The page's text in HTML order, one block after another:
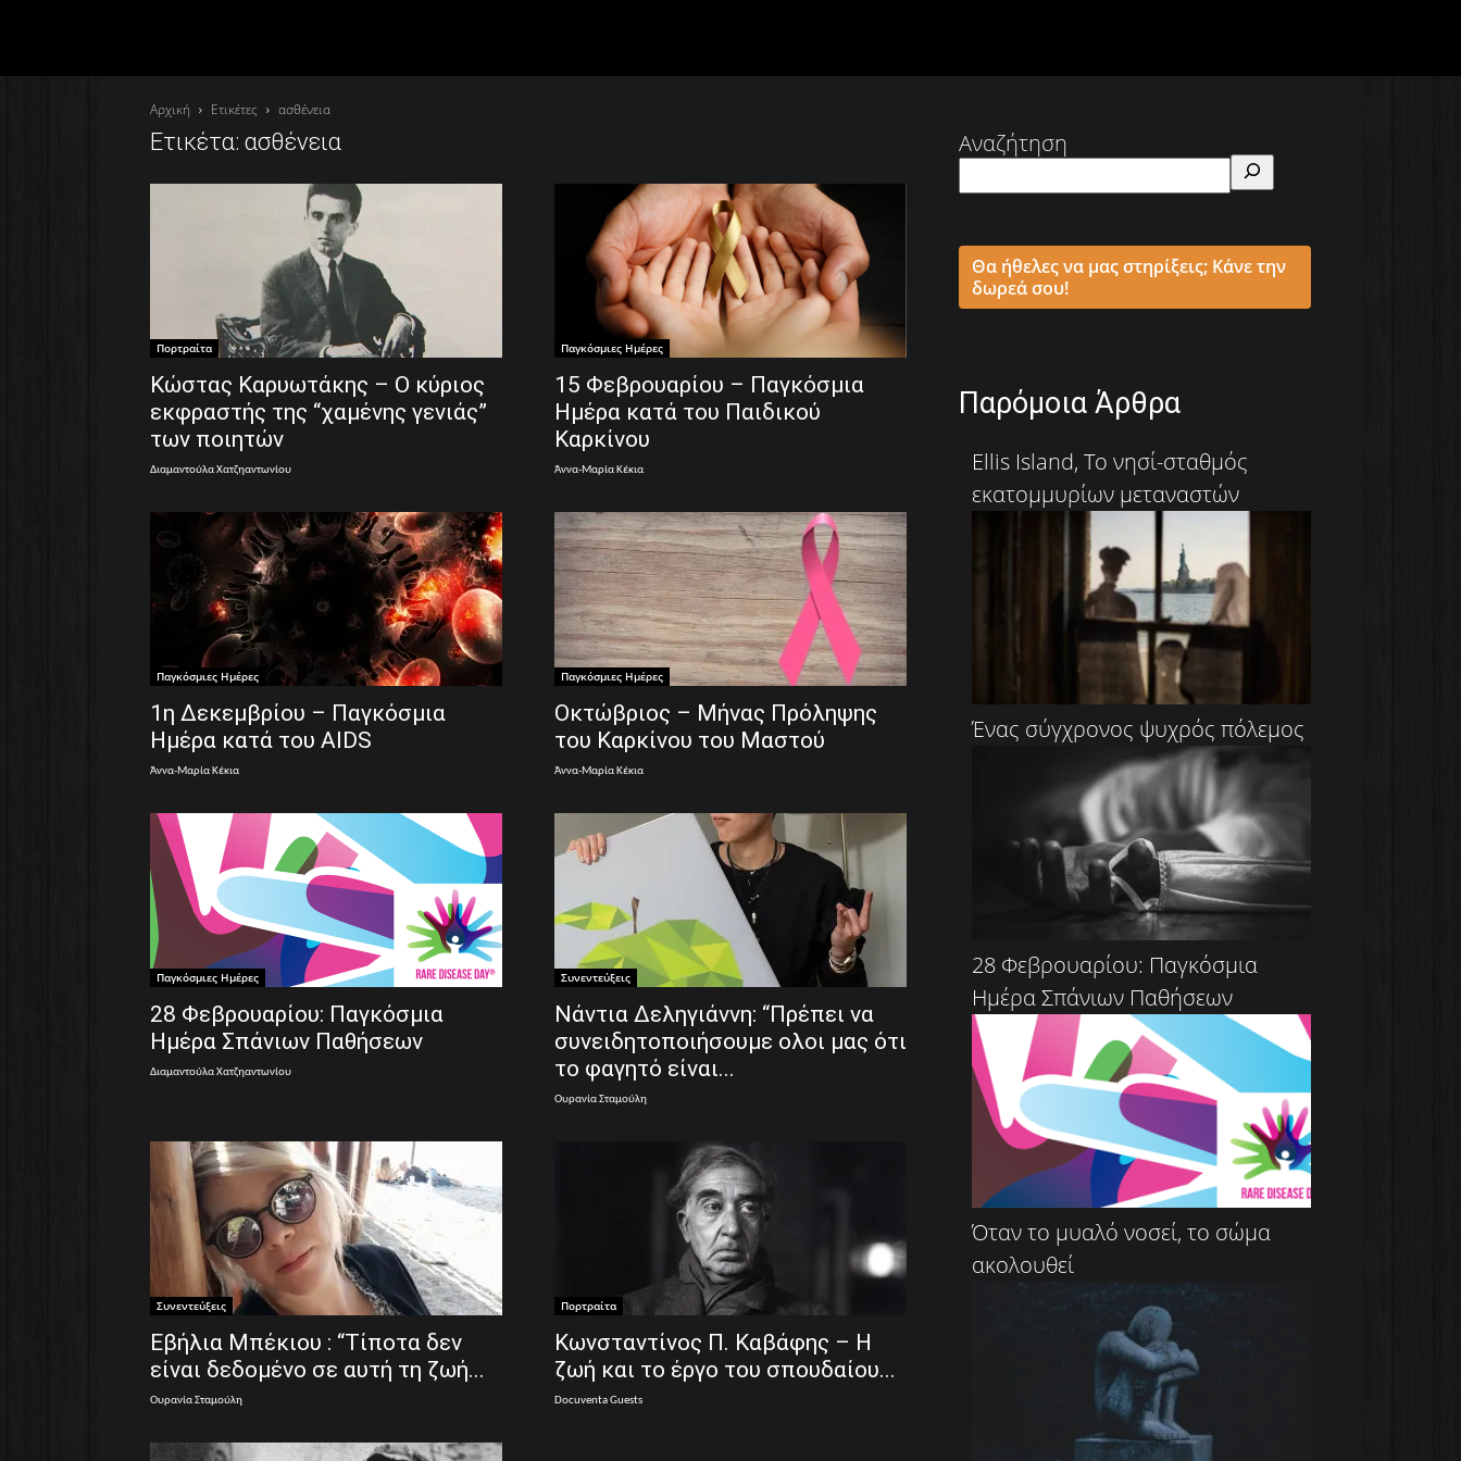
Αρχική Ετικέτες ασθένεια
Ετικέτα: ασθένεια
Πορτραίτα
Κώστας Καρυωτάκης – Ο κύριος
εκφραστής της “χαμένης γενιάς”
των ποιητών
Διαμαντούλα Χατζηαντωνίου
Παγκόσμιες Ημέρες
15 Φεβρουαρίου – Παγκόσμια
Ημέρα κατά του Παιδικού
Καρκίνου
Άννα-Μαρία Κέκια
Παγκόσμιες Ημέρες
1η Δεκεμβρίου – Παγκόσμια
Ημέρα κατά του AIDS
Άννα-Μαρία Κέκια
Παγκόσμιες Ημέρες
Οκτώβριος – Μήνας Πρόληψης
του Καρκίνου του Μαστού
Άννα-Μαρία Κέκια
Παγκόσμιες Ημέρες
28 Φεβρουαρίου: Παγκόσμια
Ημέρα Σπάνιων Παθήσεων
Διαμαντούλα Χατζηαντωνίου
Συνεντεύξεις
Νάντια Δεληγιάννη: “Πρέπει να
συνειδητοποιήσουμε ολοι μας ότι
το φαγητό είναι...
Ουρανία Σταμούλη
Συνεντεύξεις
Εβήλια Μπέκιου : “Τίποτα δεν
είναι δεδομένο σε αυτή τη ζωή...
Ουρανία Σταμούλη
Πορτραίτα
Κωνσταντίνος Π. Καβάφης – Η
ζωή και το έργο του σπουδαίου...
Docuventa Guests
Αναζήτηση
Θα ήθελες να μας στηρίξεις; Κάνε την
δωρεά σου!
Παρόμοια Άρθρα
Ellis Island, Το νησί-σταθμός
εκατομμυρίων μεταναστών
Ένας σύγχρονος ψυχρός πόλεμος
28 Φεβρουαρίου: Παγκόσμια
Ημέρα Σπάνιων Παθήσεων
Όταν το μυαλό νοσεί, το σώμα
ακολουθεί